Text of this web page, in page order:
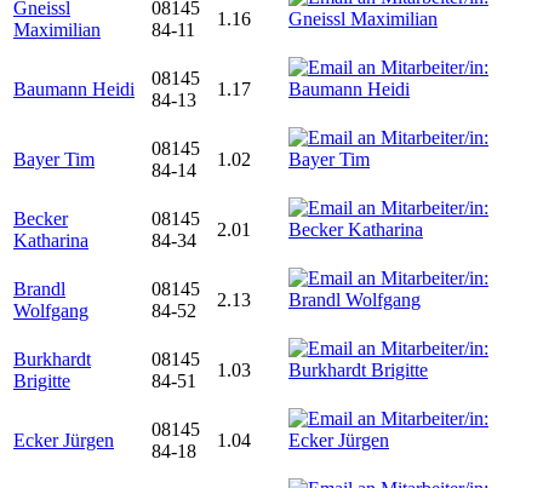
Gneissl
Maximilian
08145
84-11
1.16
Baumann Heidi
08145
84-13
1.17
Bayer Tim
08145
84-14
1.02
Becker
Katharina
08145
84-34
2.01
Brandl
Wolfgang
08145
84-52
2.13
Burkhardt
Brigitte
08145
84-51
1.03
Ecker Jürgen
08145
84-18
1.04